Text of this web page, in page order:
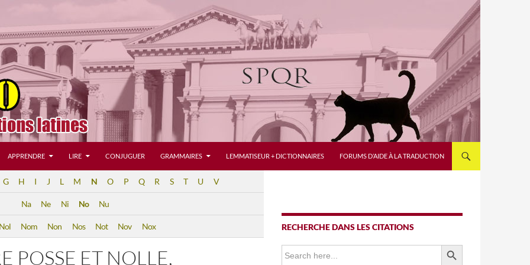
APPRENDRE LIRE CONJUGUER GRAMMAIRES LEMMATISEUR + DICTIONNAIRES FORUMS D’AIDE À LA TRADUCTION
G H I J L M N O P Q R S T U V
Na Ne Ni No Nu
Nol Nom Non Nos Not Nov Nox
POSSE ET NOLLE,
RECHERCHE DANS LES CITATIONS
Search
for:
SEARCH BUTTON